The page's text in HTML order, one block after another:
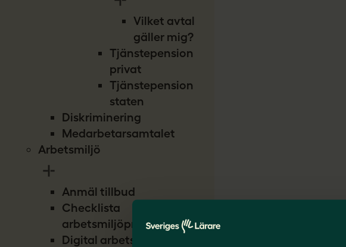
Vilket avtal
gäller mig?
Tjänstepension
privat
Tjänstepension
staten
Diskriminering
Medarbetarsamtalet
Arbetsmiljö
Anmäl tillbud
Checklista
arbetsmiljöproblem
Digital arbetsmiljö